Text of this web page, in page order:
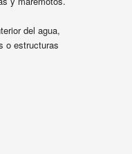
del agua,
o estructuras